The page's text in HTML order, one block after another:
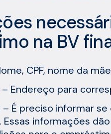
na BV
CPF, nome da
– Endereço para
– É preciso informar
Essas informações